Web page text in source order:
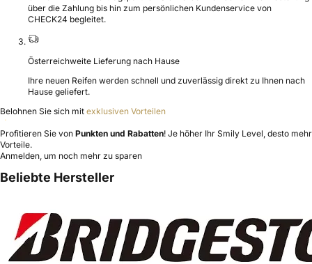
über die Zahlung bis hin zum persönlichen Kundenservice von
CHECK24 begleitet.
Österreichweite Lieferung nach Hause
Ihre neuen Reifen werden schnell und zuverlässig direkt zu Ihnen nach
Hause geliefert.
Belohnen Sie sich mit exklusiven Vorteilen
Profitieren Sie von Punkten und Rabatten! Je höher Ihr Smily Level, desto mehr
Vorteile.
Anmelden, um noch mehr zu sparen
Beliebte Hersteller